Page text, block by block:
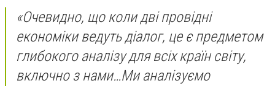
«Очевидно, що коли дві провідні
економіки ведуть діалог, це є предметом
глибокого аналізу для всіх країн світу,
включно з нами…Ми аналізуємо